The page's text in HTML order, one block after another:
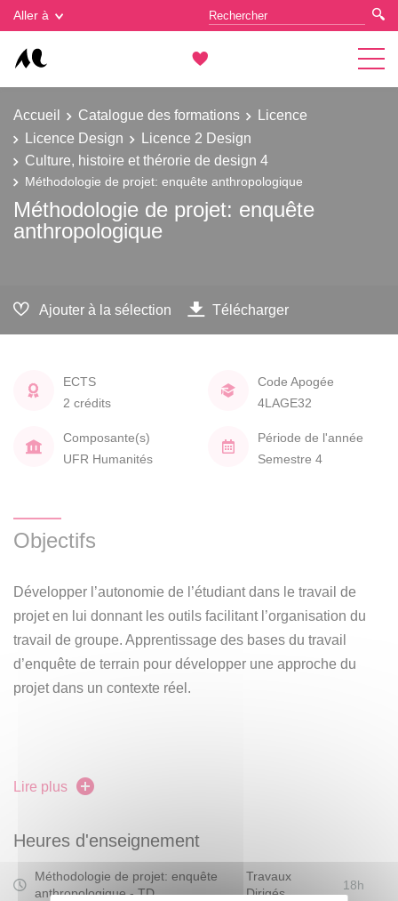
Aller à
Accueil Catalogue des formations
Licence
Licence Design
Licence 2 Design
Culture, histoire et thérorie de design 4
Méthodologie de projet: enquête anthropologique
Méthodologie de projet: enquête
anthropologique
Ajouter à la sélection Télécharger
ECTS
2 crédits
Code Apogée
4LAGE32
Composante(s)
UFR Humanités
Période de l'année
Semestre 4
Objectifs
Développer l’autonomie de l’étudiant dans le travail de
projet en lui donnant les outils facilitant l’organisation du
travail de groupe. Apprentissage des bases du travail
d’enquête de terrain pour développer une approche du
projet dans un contexte réel.
cadre du projet en cours (second semestre de L2)
Lire plus
Heures d'enseignement
Méthodologie de projet: enquête
anthropologique - TD
Travaux
Dirigés
18h
Gestion des cookies